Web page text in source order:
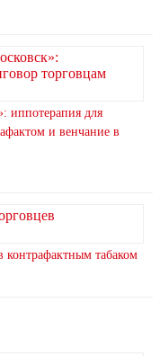
иппотерапия для
и венчание в
контрафактным табаком